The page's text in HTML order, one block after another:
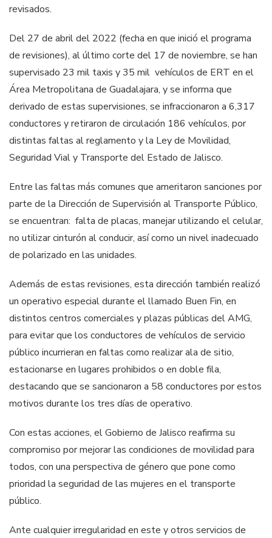
revisados.
Del 27 de abril del 2022 (fecha en que inició el programa
de revisiones), al último corte del 17 de noviembre, se han
supervisado 23 mil taxis y 35 mil vehículos de ERT en el
Área Metropolitana de Guadalajara, y se informa que
derivado de estas supervisiones, se infraccionaron a 6,317
conductores y retiraron de circulación 186 vehículos, por
distintas faltas al reglamento y la Ley de Movilidad,
Seguridad Vial y Transporte del Estado de Jalisco.
Entre las faltas más comunes que ameritaron sanciones por
parte de la Dirección de Supervisión al Transporte Público,
se encuentran: falta de placas, manejar utilizando el celular,
no utilizar cinturón al conducir, así como un nivel inadecuado
de polarizado en las unidades.
Además de estas revisiones, esta dirección también realizó
un operativo especial durante el llamado Buen Fin, en
distintos centros comerciales y plazas públicas del AMG,
para evitar que los conductores de vehículos de servicio
público incurrieran en faltas como realizar ala de sitio,
estacionarse en lugares prohibidos o en doble fila,
destacando que se sancionaron a 58 conductores por estos
motivos durante los tres días de operativo.
Con estas acciones, el Gobierno de Jalisco reafirma su
compromiso por mejorar las condiciones de movilidad para
todos, con una perspectiva de género que pone como
prioridad la seguridad de las mujeres en el transporte
público.
Ante cualquier irregularidad en este y otros servicios de